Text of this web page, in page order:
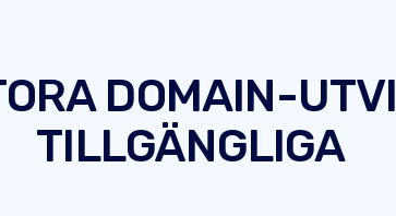
DOMAIN-
TILLGÄNGLIGA